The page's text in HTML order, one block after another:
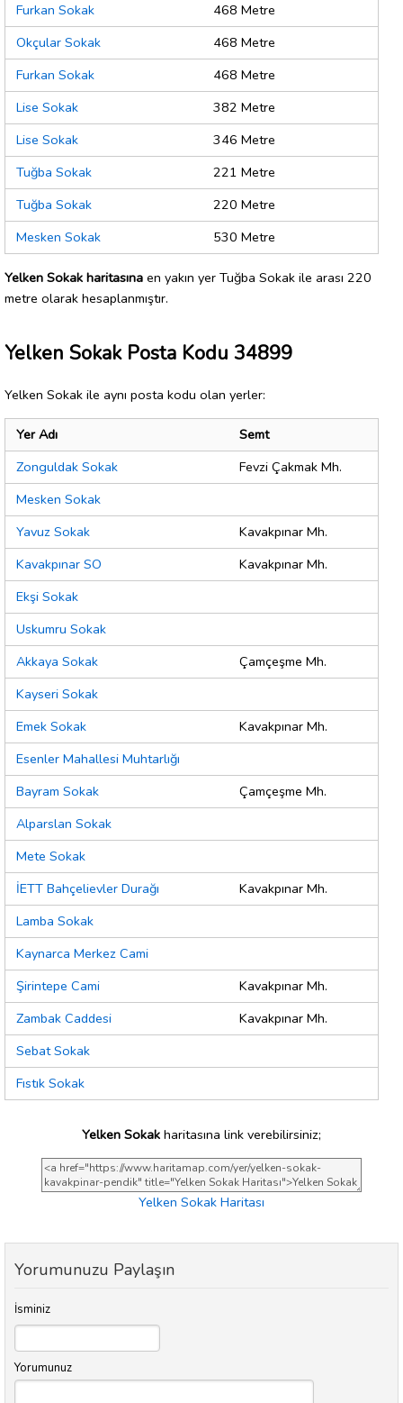
Furkan Sokak
468 Metre
Okçular Sokak
468 Metre
Furkan Sokak
468 Metre
Lise Sokak
382 Metre
Lise Sokak
346 Metre
Tuğba Sokak
221 Metre
Tuğba Sokak
220 Metre
Mesken Sokak
530 Metre
Yelken Sokak haritasına en yakın yer Tuğba Sokak ile arası 220
metre olarak hesaplanmıştır.
Yelken Sokak Posta Kodu 34899
Yelken Sokak ile aynı posta kodu olan yerler:
Yer Adı
Semt
Zonguldak Sokak
Fevzi Çakmak Mh.
Mesken Sokak
Yavuz Sokak
Kavakpınar Mh.
Kavakpınar SO
Kavakpınar Mh.
Ekşi Sokak
Uskumru Sokak
Akkaya Sokak
Çamçeşme Mh.
Kayseri Sokak
Emek Sokak
Kavakpınar Mh.
Esenler Mahallesi Muhtarlığı
Bayram Sokak
Çamçeşme Mh.
Alparslan Sokak
Mete Sokak
İETT Bahçelievler Durağı
Kavakpınar Mh.
Lamba Sokak
Kaynarca Merkez Cami
Şirintepe Cami
Kavakpınar Mh.
Zambak Caddesi
Kavakpınar Mh.
Sebat Sokak
Fıstık Sokak
Yelken Sokak haritasına link verebilirsiniz;
Yelken Sokak Haritası
Yorumunuzu Paylaşın
İsminiz
Yorumunuz